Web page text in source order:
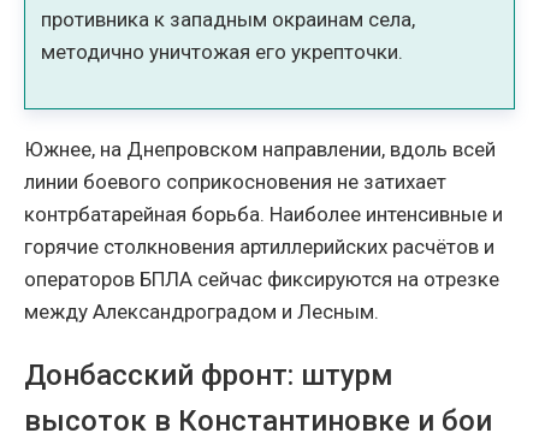
противника к западным окраинам села,
методично уничтожая его укрепточки.
Южнее, на Днепровском направлении, вдоль всей
линии боевого соприкосновения не затихает
контрбатарейная борьба. Наиболее интенсивные и
горячие столкновения артиллерийских расчётов и
операторов БПЛА сейчас фиксируются на отрезке
между Александроградом и Лесным.
Донбасский фронт: штурм
высоток в Константиновке и бои